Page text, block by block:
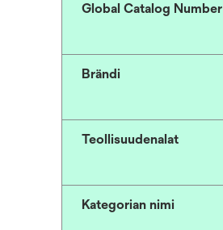
Global Catalog Number
Brändi
Teollisuudenalat
Kategorian nimi